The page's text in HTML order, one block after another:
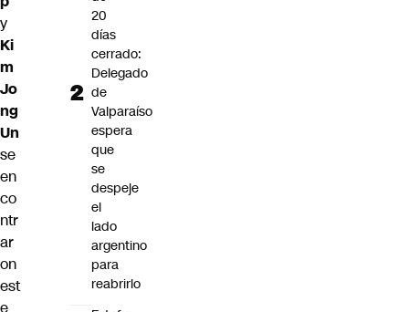
y
Ki
m
Jo
ng
Un
se
en
co
ntr
ar
on
est
20
días
cerrado:
Delegado
de
Valparaíso
espera
que
se
despeje
el
lado
argentino
para
reabrirlo